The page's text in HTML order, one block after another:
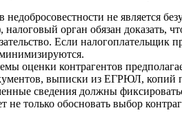
не является
орган обязан
Если налогоплательщик
оценки контрагентов
выписки из ЕГРЮЛ, копий
сведения должны
только обосновать выбор